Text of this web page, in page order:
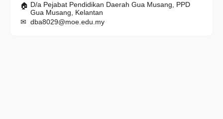
D/a Pejabat Pendidikan Daerah Gua Musang, PPD
Gua Musang, Kelantan
dba8029@moe.edu.my